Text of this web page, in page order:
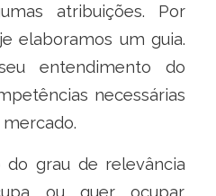
atribuições. Por
elaboramos um guia.
entendimento do
necessárias
do grau de relevância
ou quer ocupar.